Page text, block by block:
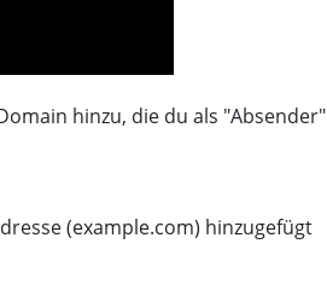
hinzu, die du als "Absender"
(example.com) hinzugefügt